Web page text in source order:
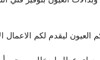
ليقدم لكم الاعمال